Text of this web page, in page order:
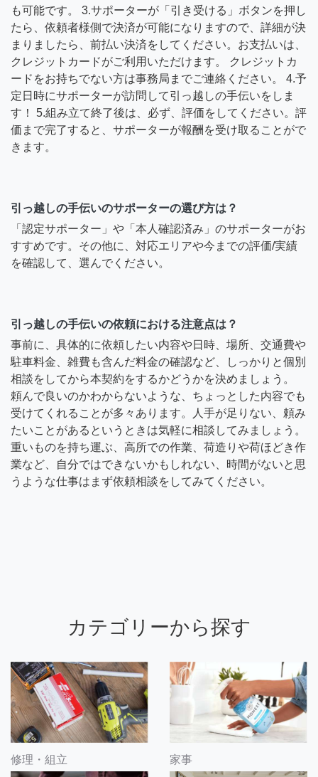
も可能です。 3.サポーターが「引き受ける」ボタンを押し
たら、依頼者様側で決済が可能になりますので、詳細が決
まりましたら、前払い決済をしてください。お支払いは、
クレジットカードがご利用いただけます。 クレジットカ
ードをお持ちでない方は事務局までご連絡ください。 4.予
定日時にサポーターが訪問して引っ越しの手伝いをしま
す！ 5.組み立て終了後は、必ず、評価をしてください。評
価まで完了すると、サポーターが報酬を受け取ることがで
きます。
引っ越しの手伝いのサポーターの選び方は？
「認定サポーター」や「本人確認済み」のサポーターがお
すすめです。その他に、対応エリアや今までの評価/実績
を確認して、選んでください。
引っ越しの手伝いの依頼における注意点は？
事前に、具体的に依頼したい内容や日時、場所、交通費や
駐車料金、雑費も含んだ料金の確認など、しっかりと個別
相談をしてから本契約をするかどうかを決めましょう。
頼んで良いのかわからないような、ちょっとした内容でも
受けてくれることが多々あります。人手が足りない、頼み
たいことがあるというときは気軽に相談してみましょう。
重いものを持ち運ぶ、高所での作業、荷造りや荷ほどき作
業など、自分ではできないかもしれない、時間がないと思
うような仕事はまず依頼相談をしてみてください。
カテゴリーから探す
修理・組立 家事